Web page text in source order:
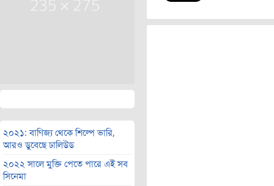
২০২১: বাণিজ্য থেকে শিল্পে ভারি,
আরও ডুবেছে ঢালিউড
২০২২ সালে মুক্তি পেতে পারে এই সব
সিনেমা